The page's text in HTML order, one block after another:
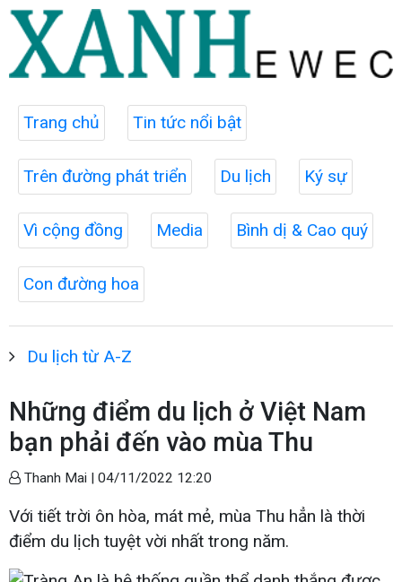
Trang chủ Tin tức nổi bật
Trên đường phát triển Du lịch Ký sự
Vì cộng đồng Media Bình dị & Cao quý
Con đường hoa
Du lịch từ A-Z
Những điểm du lịch ở Việt Nam
bạn phải đến vào mùa Thu
Thanh Mai | 04/11/2022 12:20
Với tiết trời ôn hòa, mát mẻ, mùa Thu hẳn là thời
điểm du lịch tuyệt vời nhất trong năm.